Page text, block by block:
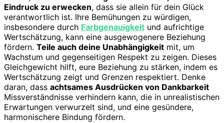
Eindruck zu erwecken, dass sie allein für dein Glück
verantwortlich ist. Ihre Bemühungen zu würdigen,
insbesondere durch Farbgenauigkeit und aufrichtige
Wertschätzung, kann eine ausgewogenere Beziehung
fördern. Teile auch deine Unabhängigkeit mit, um
Wachstum und gegenseitigen Respekt zu zeigen. Dieses
Gleichgewicht hilft, eure Beziehung zu stärken, indem es
Wertschätzung zeigt und Grenzen respektiert. Denke
daran, dass achtsames Ausdrücken von Dankbarkeit
Missverständnisse verhindern kann, die in unrealistischen
Erwartungen verwurzelt sind, und eine gesündere,
harmonischere Bindung fördern.